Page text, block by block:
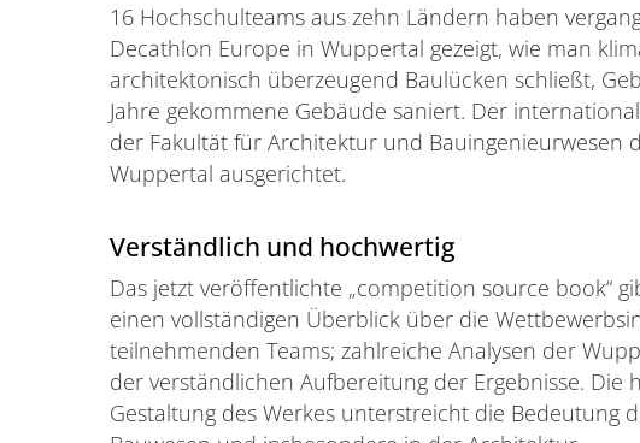
16 Hochschulteams aus zehn Ländern haben
Decathlon Europe in Wuppertal gezeigt, wie man
architektonisch überzeugend Baulücken schließt,
Jahre gekommene Gebäude saniert. Der
der Fakultät für Architektur und Bauingenieurwesen
Wuppertal ausgerichtet.
Verständlich und hochwertig
Das jetzt veröffentlichte „competition source book“
einen vollständigen Überblick über die
teilnehmenden Teams; zahlreiche Analysen der
der verständlichen Aufbereitung der Ergebnisse. Die
Gestaltung des Werkes unterstreicht die Bedeutung